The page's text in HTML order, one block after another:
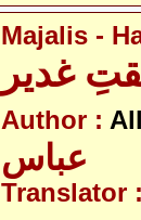
Majalis -
غدیر
Author :
عباس
Translator :